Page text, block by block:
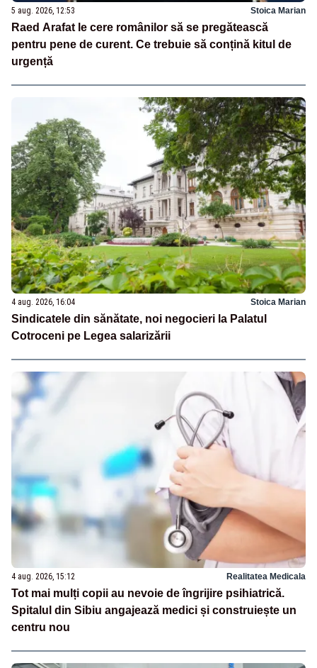
5 aug. 2026, 12:53 Stoica Marian
Raed Arafat le cere românilor să se pregătească
pentru pene de curent. Ce trebuie să conțină kitul de
urgență
4 aug. 2026, 16:04 Stoica Marian
Sindicatele din sănătate, noi negocieri la Palatul
Cotroceni pe Legea salarizării
4 aug. 2026, 15:12 Realitatea Medicala
Tot mai mulți copii au nevoie de îngrijire psihiatrică.
Spitalul din Sibiu angajează medici și construiește un
centru nou